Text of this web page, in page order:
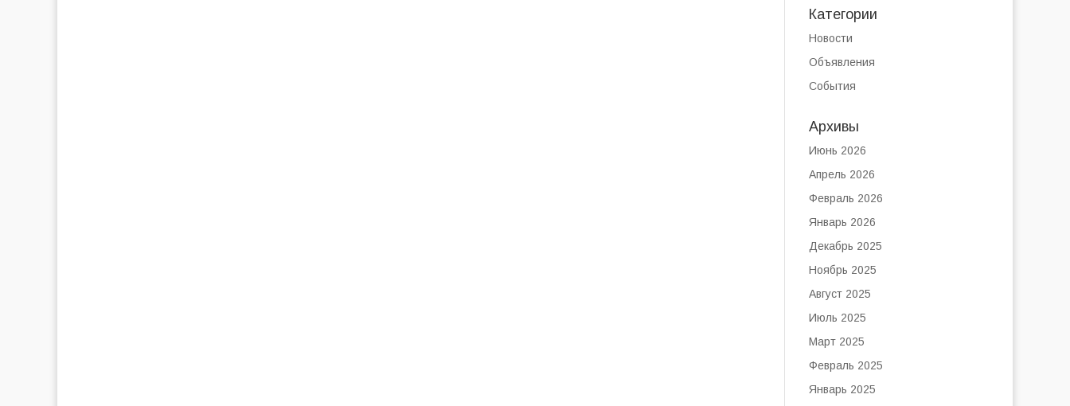
Категории
Новости
Объявления
События
Архивы
Июнь 2026
Апрель 2026
Февраль 2026
Январь 2026
Декабрь 2025
Ноябрь 2025
Август 2025
Июль 2025
Март 2025
Февраль 2025
Январь 2025